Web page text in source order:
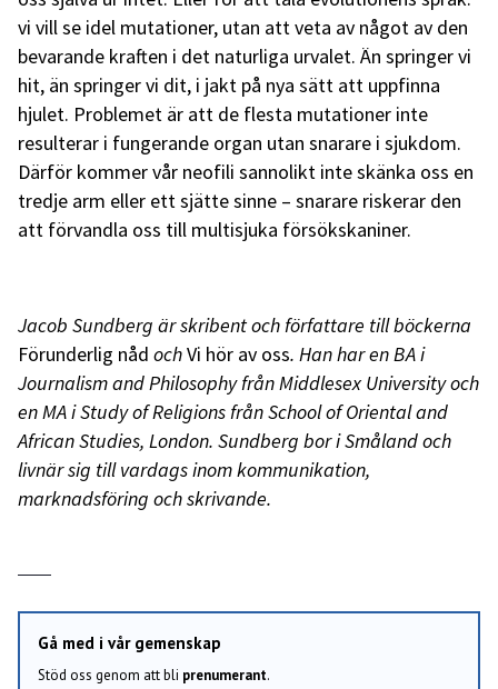
vi vill se idel mutationer, utan att veta av något av den
bevarande kraften i det naturliga urvalet. Än springer vi
hit, än springer vi dit, i jakt på nya sätt att uppfinna
hjulet. Problemet är att de flesta mutationer inte
resulterar i fungerande organ utan snarare i sjukdom.
Därför kommer vår neofili sannolikt inte skänka oss en
tredje arm eller ett sjätte sinne – snarare riskerar den
att förvandla oss till multisjuka försökskaniner.
Jacob Sundberg är skribent och författare till böckerna
Förunderlig nåd ochVi hör av oss. Han har en BA i
Journalism and Philosophy från Middlesex University och
en MA i Study of Religions från School of Oriental and
African Studies, London. Sundberg bor i Småland och
livnär sig till vardags inom kommunikation,
marknadsföring och skrivande.
Gå med i vår gemenskap
Stöd oss genom att bli prenumerant.